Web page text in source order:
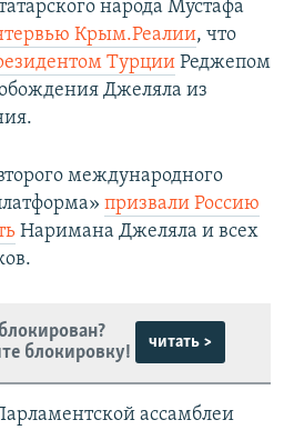
народа Мустафа
Крым.Реалии, что
Турции Реджепом
Джеляла из
международного
призвали Россию
Наримана Джеляла и всех
блокировку!
читать >
ассамблеи